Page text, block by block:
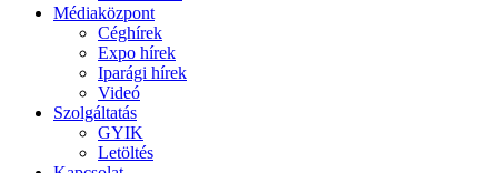
Médiaközpont
Céghírek
Expo hírek
Iparági hírek
Videó
Szolgáltatás
GYIK
Letöltés